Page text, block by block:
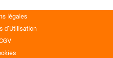
légales
d’Utilisation